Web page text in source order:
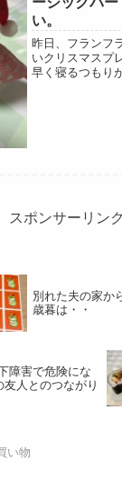
い。
昨日、フランフ
いクリスマスプ
早く寝るつもり
スポンサーリンク
別れた夫の家か
歳暮は・・
障害で危険にな
人とのつながり
い物